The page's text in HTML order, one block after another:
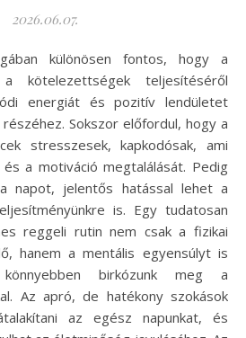
2026.06.07.
kötelezettségek teljesítéséről
energiát és pozitív lendületet
Sokszor előfordul, hogy a
stresszesek, kapkodósak, ami
a motiváció megtalálását. Pedig
napot, jelentős hatással lehet a
is. Egy tudatosan
reggeli rutin nem csak a fizikai
hanem a mentális egyensúlyt is
birkózunk meg a
Az apró, de hatékony szokások
az egész napunkat, és